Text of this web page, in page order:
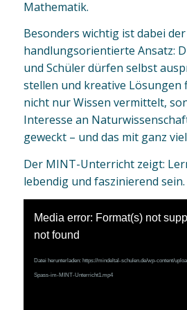
Mathematik.
Besonders wichtig ist dabei der
handlungsorientierte Ansatz:
und Schüler dürfen selbst
stellen und kreative Lösungen
nicht nur Wissen vermittelt,
Interesse an
geweckt – und das mit ganz
Der MINT-Unterricht zeigt:
lebendig und faszinierend sein.
Media error: Format(s) not
not found
Datei herunterladen: https://mindeltal-schulen.de/wp-content/
Spass-im-MINT-Unterricht1.mp4